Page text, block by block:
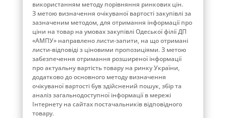
використанням методу порівняння ринкових цін.
З метою визначення очікуваної вартості закупівлі за
зазначеним методом, для отримання інформації про
ціни на товар на умовах закупівлі Одеської філії ДП
«АМПУ» направлено листи-запити, на що отримані
листи-відповіді з ціновими пропозиціями. З метою
забезпечення отримання розширеної інформації
про актуальну вартість товару на ринку України,
додатково до основного методу визначення
очікуваної вартості був здійснений пошук, збір та
аналіз загальнодоступної інформації в мережі
Інтернету на сайтах постачальників відповідного
товару.